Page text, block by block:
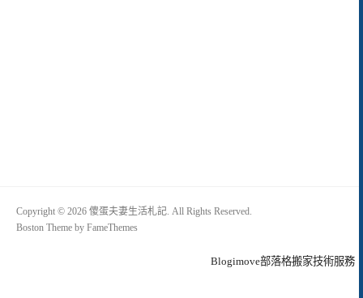
Copyright © 2026 傻蛋夫妻生活札記. All Rights Reserved.
Boston Theme by FameThemes
Blogimove部落格搬家技術服務